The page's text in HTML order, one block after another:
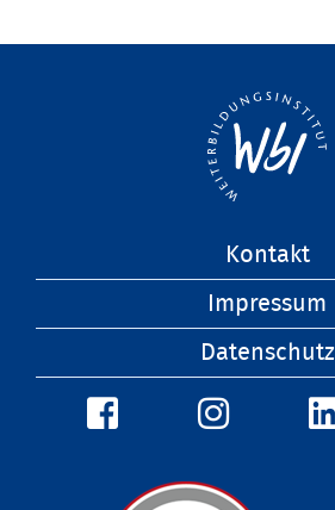
Kontakt
Impressum
Datenschutz